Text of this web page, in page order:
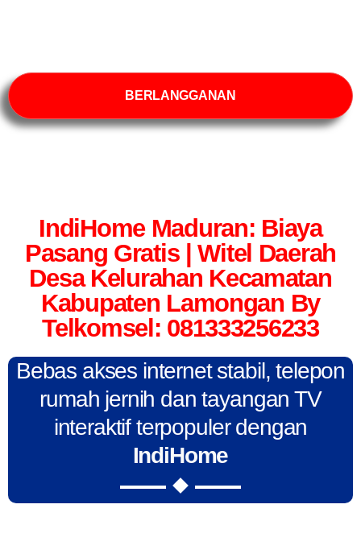
BERLANGGANAN
IndiHome Maduran: Biaya
Pasang Gratis | Witel Daerah
Desa Kelurahan Kecamatan
Kabupaten Lamongan By
Telkomsel: 081333256233
Bebas akses internet stabil, telepon
rumah jernih dan tayangan TV
interaktif terpopuler dengan
IndiHome